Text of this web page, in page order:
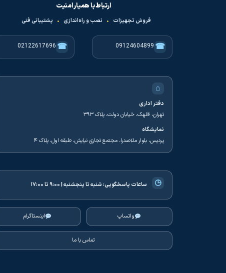
ارتباط با همیار امنیت
فروش تجهیزات • نصب و راه‌اندازی • پشتیبانی فنی
☎
09124604899
☎
02122617696
⌂
دفتر اداری
تهران، قلهک، خیابان دولت، پلاک ۳۹۳
نمایشگاه
پردیس، بلوار ملاصدرا، مجتمع تجاری نیایش، طبقه اول، پلاک ۴
◷ ساعات پاسخگویی:شنبه تا پنجشنبه | ۹:۰۰ تا ۱۷:۰۰
واتساپ اینستاگرام
تماس با ما